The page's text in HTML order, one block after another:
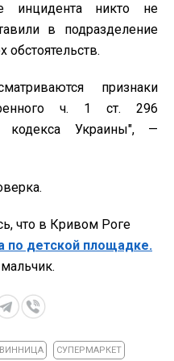
инцидента никто не
в подразделение
обстоятельств.
признаки
ч. 1 ст. 296
кодекса Украины", —
что в Кривом Роге
по детской площадке.
ВИННИЦА СУПЕРМАРКЕТ